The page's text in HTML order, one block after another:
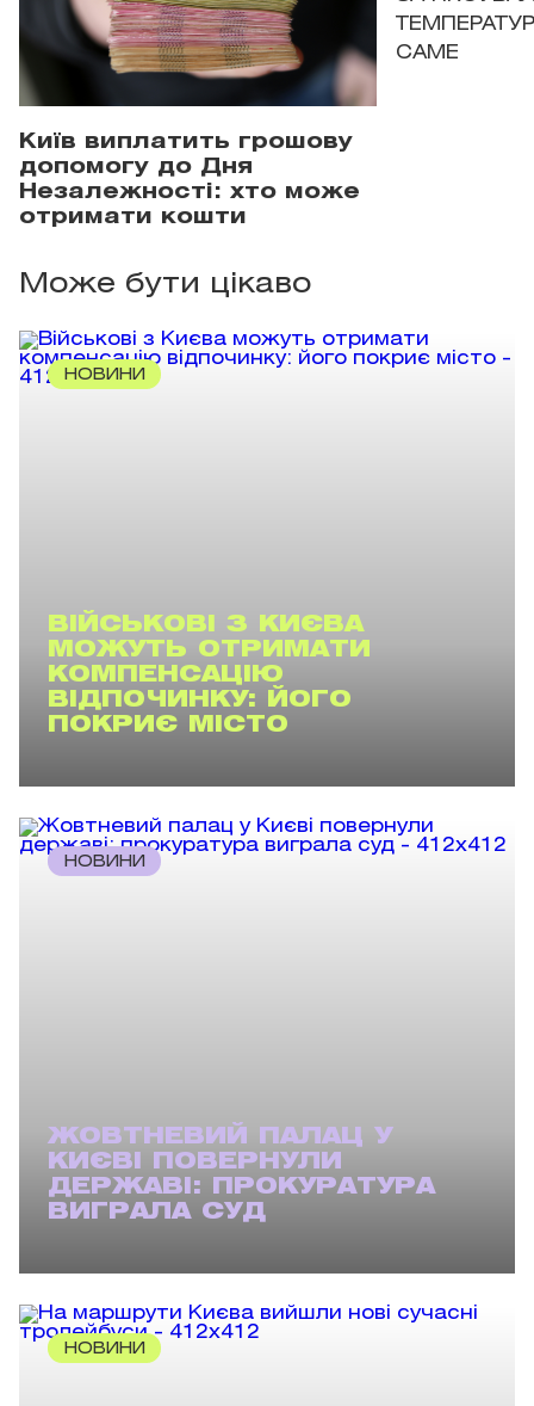
Київ виплатить грошову
допомогу до Дня
Незалежності: хто може
отримати кошти
САМЕ
Може бути цікаво
НОВИНИ
ВІЙСЬКОВІ З КИЄВА
МОЖУТЬ ОТРИМАТИ
КОМПЕНСАЦІЮ
ВІДПОЧИНКУ: ЙОГО
ПОКРИЄ МІСТО
НОВИНИ
ЖОВТНЕВИЙ ПАЛАЦ У
КИЄВІ ПОВЕРНУЛИ
ДЕРЖАВІ: ПРОКУРАТУРА
ВИГРАЛА СУД
НОВИНИ